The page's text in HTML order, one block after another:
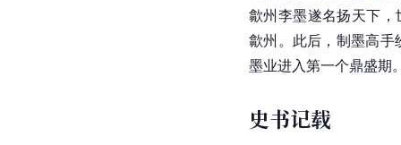
歙州李墨遂名扬天下，
歙州。此后，制墨高手
墨业进入第一个鼎盛期
史书记载